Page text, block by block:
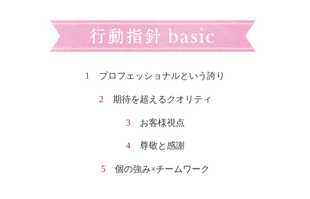
1 プロフェッショナルという誇り
2 期待を超えるクオリティ
3 お客様視点
4尊敬と感謝
5 個の強み×チームワーク